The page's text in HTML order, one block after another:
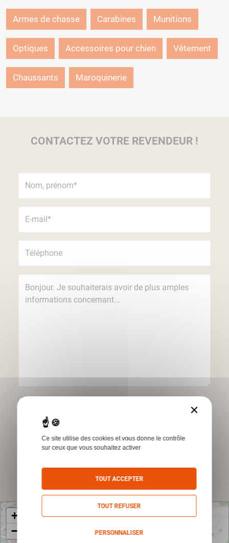
Armes de chasse Carabines Munitions
Optiques Accessoires pour chien Vêtement
Chaussants Maroquinerie
CONTACTEZ VOTRE REVENDEUR !
concernant les produits et services Humbert
par e-mail.
*Champs obligatoires
Envoyer
+
−
×
Ce site utilise des cookies et vous donne le contrôle
sur ceux que vous souhaitez activer
TOUT ACCEPTER
TOUT REFUSER
PERSONNALISER